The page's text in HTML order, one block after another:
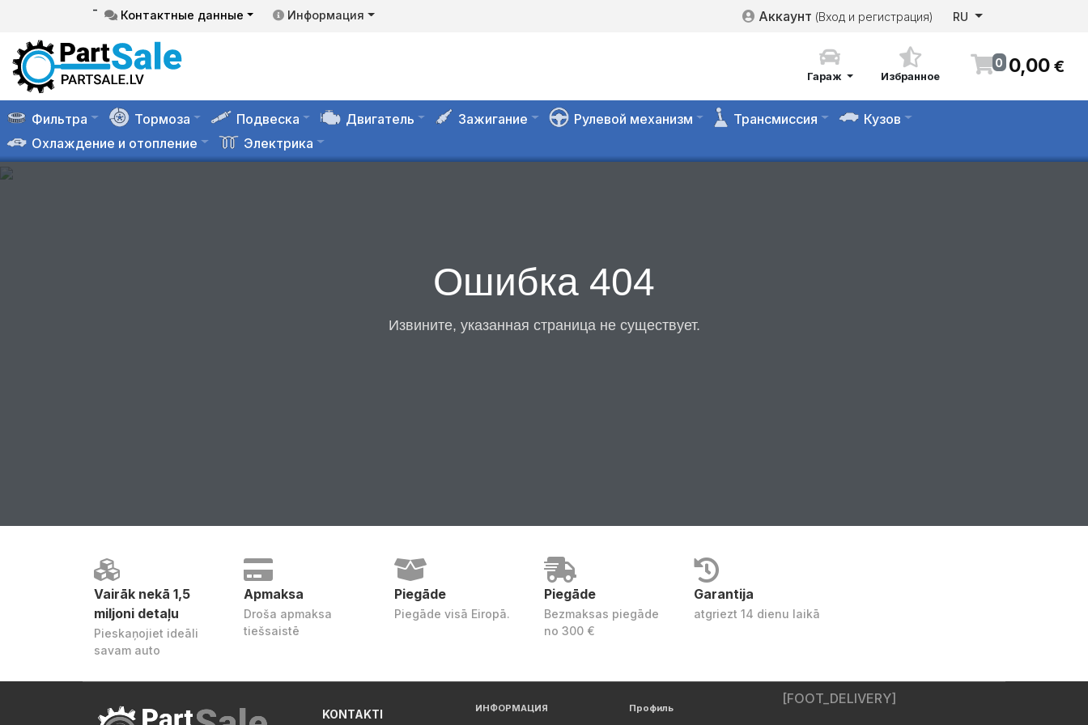
- Контактные данные Информация Аккаунт (Вход и регистрация) RU
Гараж Избранное
0 0,00 €
Фильтра Тормоза Подвеска Двигатель Зажигание Рулевой механизм Трансмиссия
Кузов
Охлаждение и отопление
Электрика
Ошибка 404
Извините, указанная страница не существует.
Vairāk nekā 1,5
miljoni detaļu
Pieskaņojiet ideāli
savam auto
Apmaksa
Droša apmaksa
tiešsaistē
Piegāde
Piegāde visā Eiropā.
Piegāde
Bezmaksas piegāde
no 300 €
Garantija
atgriezt 14 dienu laikā
KONTAKTI ИНФОРМАЦИЯ Профиль
[FOOT_DELIVERY]